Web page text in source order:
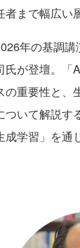
者まで幅広い
年の基調講
氏が登壇。「
の重要性と、
ついて解説す
成学習」を通